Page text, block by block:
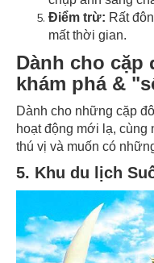
Điểm trừ: Rất
mất thời gian.
Dành cho cặp
khám phá &
Dành cho những cặp
hoạt động mới lạ, cùng
thú vị và muốn có
5. Khu du lịch